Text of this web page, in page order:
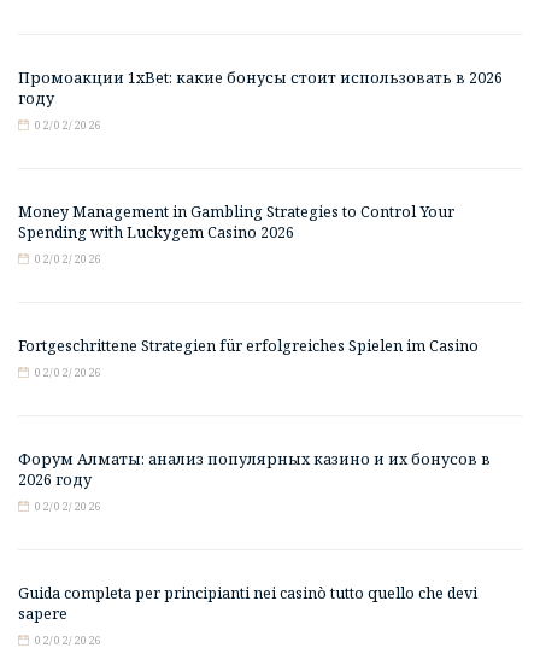
Промоакции 1xBet: какие бонусы стоит использовать в 2026
году
02/02/2026
Money Management in Gambling Strategies to Control Your
Spending with Luckygem Casino 2026
02/02/2026
Fortgeschrittene Strategien für erfolgreiches Spielen im Casino
02/02/2026
Форум Алматы: анализ популярных казино и их бонусов в
2026 году
02/02/2026
Guida completa per principianti nei casinò tutto quello che devi
sapere
02/02/2026